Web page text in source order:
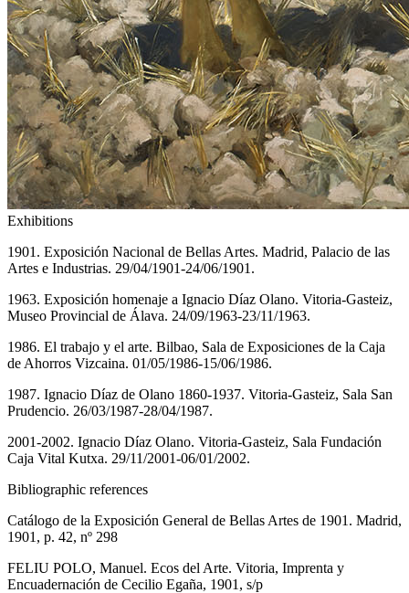
Exhibitions
1901. Exposición Nacional de Bellas Artes. Madrid, Palacio de las
Artes e Industrias. 29/04/1901-24/06/1901.
1963. Exposición homenaje a Ignacio Díaz Olano. Vitoria-Gasteiz,
Museo Provincial de Álava. 24/09/1963-23/11/1963.
1986. El trabajo y el arte. Bilbao, Sala de Exposiciones de la Caja
de Ahorros Vizcaina. 01/05/1986-15/06/1986.
1987. Ignacio Díaz de Olano 1860-1937. Vitoria-Gasteiz, Sala San
Prudencio. 26/03/1987-28/04/1987.
2001-2002. Ignacio Díaz Olano. Vitoria-Gasteiz, Sala Fundación
Caja Vital Kutxa. 29/11/2001-06/01/2002.
Bibliographic references
Catálogo de la Exposición General de Bellas Artes de 1901. Madrid,
1901, p. 42, nº 298
FELIU POLO, Manuel. Ecos del Arte. Vitoria, Imprenta y
Encuadernación de Cecilio Egaña, 1901, s/p